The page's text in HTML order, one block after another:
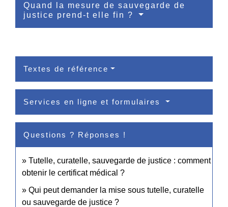
Quand la mesure de sauvegarde de
justice prend-t elle fin ?
Textes de référence
Services en ligne et formulaires
Questions ? Réponses !
Tutelle, curatelle, sauvegarde de justice : comment
obtenir le certificat médical ?
Qui peut demander la mise sous tutelle, curatelle
ou sauvegarde de justice ?